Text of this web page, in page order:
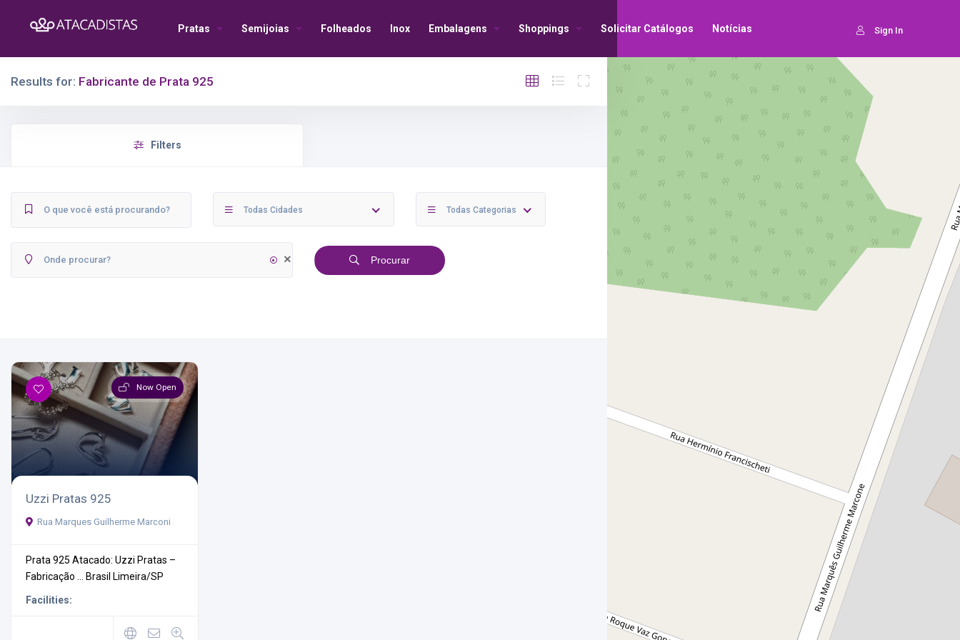
Sign In
Pratas Semijoias Folheados Inox Embalagens Shoppings Solicitar Catálogos Notícias
Results for: Fabricante de Prata 925
Filters
Todas Cidades Todas Categorias
Procurar
Now Open
Uzzi Pratas 925
Rua Marques Guilherme Marconi
Prata 925 Atacado: Uzzi Pratas –
Fabricação ...
Brasil Limeira/SP
Facilities: